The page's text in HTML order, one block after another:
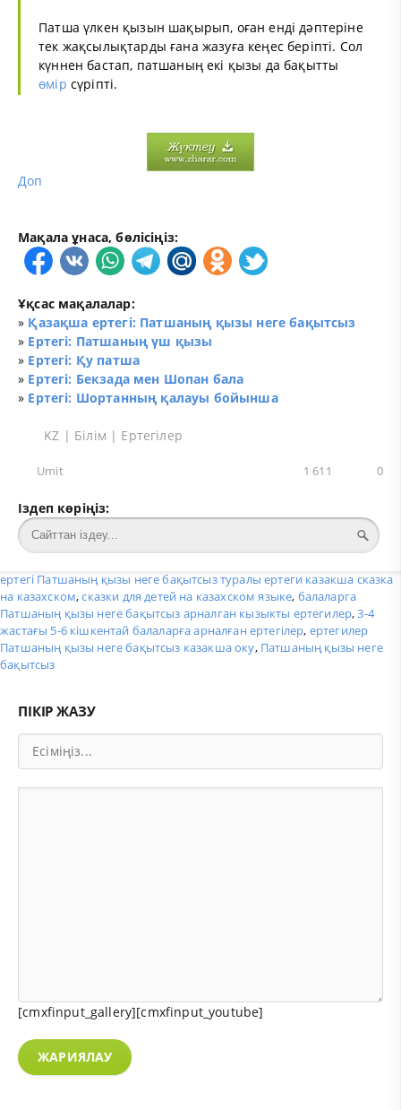
Патша үлкен қызын шақырып, оған енді дәптеріне
тек жақсылықтарды ғана жазуға кеңес беріпті. Сол
күннен бастап, патшаның екі қызы да бақытты
өмір сүріпті.
Доп
Мақала ұнаса, бөлісіңіз:
Ұқсас мақалалар:
» Қазақша ертегі: Патшаның қызы неге бақытсыз
» Ертегі: Патшаның үш қызы
» Ертегі: Қу патша
» Ертегі: Бекзада мен Шопан бала
» Ертегі: Шортанның қалауы бойынша
KZ | Білім | Ертегілер
Umit 0
1 611
Іздеп көріңіз:
ертегі Патшаның қызы неге бақытсыз туралы ертеги казакша сказка
на казахском,сказки для детей на казахском языке, балаларга
Патшаның қызы неге бақытсыз арналган кызыкты ертегилер,3-4
жастағы 5-6 кішкентай балаларға арналған ертегілер, ертегилер
Патшаның қызы неге бақытсыз казакша оку, Патшаның қызы неге
бақытсыз
ПІКІР ЖАЗУ
[cmxfinput_gallery][cmxfinput_youtube]
ЖАРИЯЛАУ